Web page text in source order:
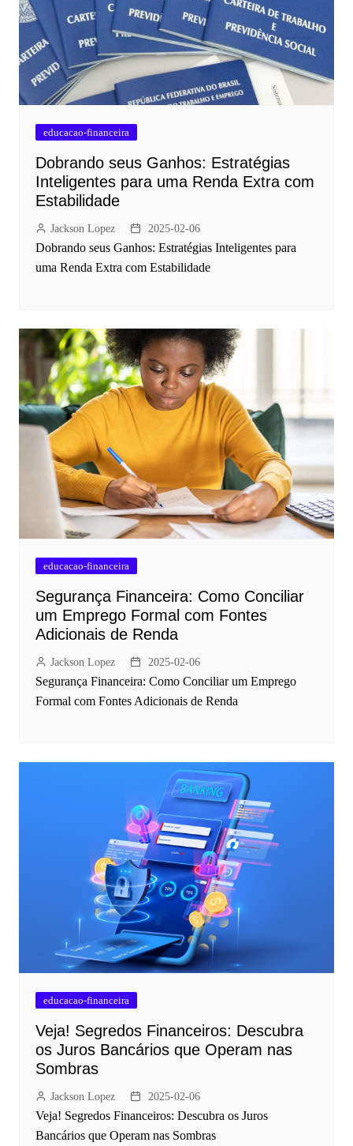
educacao-financeira
Dobrando seus Ganhos: Estratégias
Inteligentes para uma Renda Extra com
Estabilidade
Jackson Lopez 2025-02-06
Dobrando seus Ganhos: Estratégias Inteligentes para
uma Renda Extra com Estabilidade
educacao-financeira
Segurança Financeira: Como Conciliar
um Emprego Formal com Fontes
Adicionais de Renda
Jackson Lopez 2025-02-06
Segurança Financeira: Como Conciliar um Emprego
Formal com Fontes Adicionais de Renda
educacao-financeira
Veja! Segredos Financeiros: Descubra
os Juros Bancários que Operam nas
Sombras
Jackson Lopez 2025-02-06
Veja! Segredos Financeiros: Descubra os Juros
Bancários que Operam nas Sombras